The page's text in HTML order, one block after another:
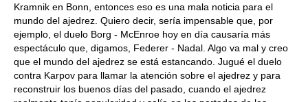
Kramnik en Bonn, entonces eso es una mala noticia para el
mundo del ajedrez. Quiero decir, sería impensable que, por
ejemplo, el duelo Borg - McEnroe hoy en día causaría más
espectáculo que, digamos, Federer - Nadal. Algo va mal y creo
que el mundo del ajedrez se está estancando. Jugué el duelo
contra Karpov para llamar la atención sobre el ajedrez y para
reconstruir los buenos días del pasado, cuando el ajedrez